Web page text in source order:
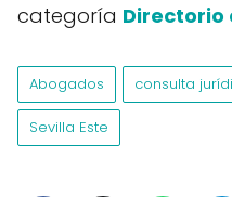
categoría Directorio
Abogados consulta
Sevilla Este